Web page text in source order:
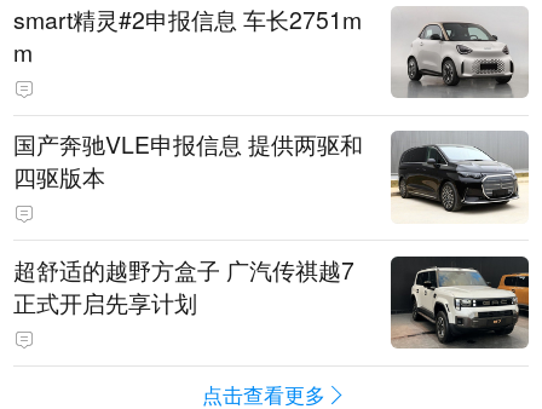
smart精灵#2申报信息 车长2751m
m
国产奔驰VLE申报信息 提供两驱和
四驱版本
超舒适的越野方盒子 广汽传祺越7
正式开启先享计划
点击查看更多